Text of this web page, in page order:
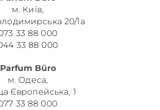
м. Київ,
20/1а
33 88 000
33 88 000
Parfum Büro
м. Одеса,
Європейська, 1
33 88 000